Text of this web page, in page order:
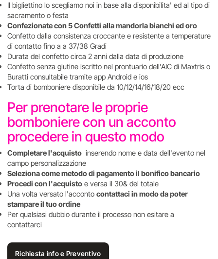
Il bigliettino lo scegliamo noi in base alla disponibilita' ed al tipo di
sacramento o festa
Confezionate con 5 Confetti alla mandorla bianchi ed oro
Confetto dalla consistenza croccante e resistente a temperature
di contatto fino a a 37/38 Gradi
Durata del confetto circa 2 anni dalla data di produzione
Confetto senza glutine iscritto nel prontuario dell'AIC di Maxtris o
Buratti consultabile tramite app Android e ios
Torta di bomboniere disponibile da 10/12/14/16/18/20 ecc
Per prenotare le proprie
bomboniere con un acconto
procedere in questo modo
Completare l'acquisto inserendo nome e data dell'evento nel
campo personalizzazione
Seleziona come metodo di pagamento il bonifico bancario
Procedi con l'acquisto e versa il 30& del totale
Una volta versato l'acconto contattaci in modo da poter
stampare il tuo ordine
Per qualsiasi dubbio durante il processo non esitare a
contattarci
Richiesta info e Preventivo